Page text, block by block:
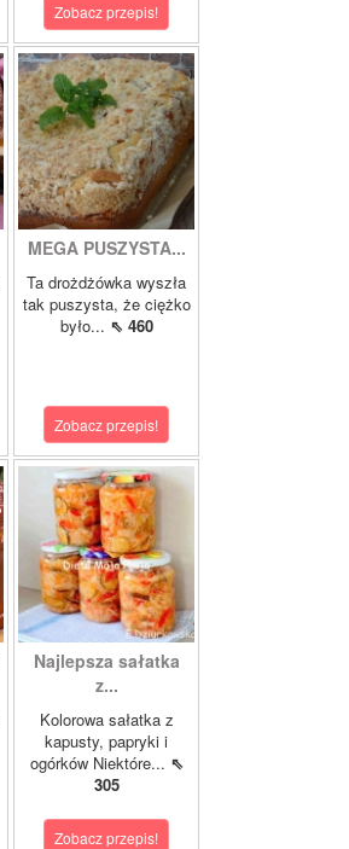
Zobacz przepis!
MEGA PUSZYSTA...
Ta drożdżówka wyszła
tak puszysta, że ciężko
było... ⇖ 460
Zobacz przepis!
Najlepsza sałatka
z...
Kolorowa sałatka z
kapusty, papryki i
ogórków Niektóre... ⇖
305
Zobacz przepis!